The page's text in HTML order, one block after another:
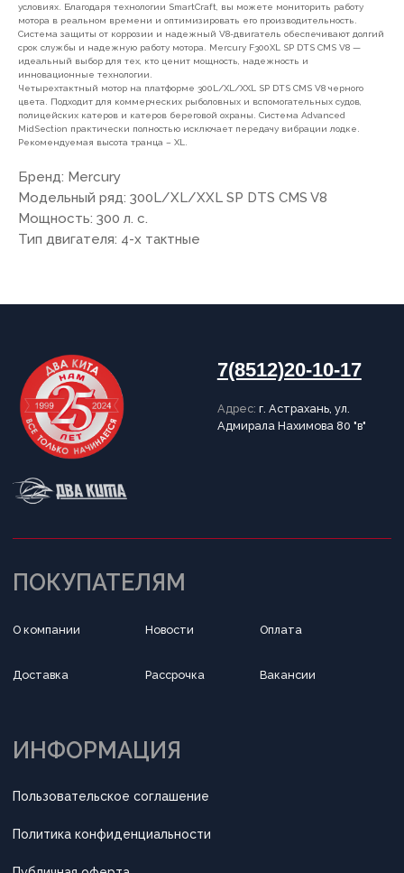
условиях. Благодаря технологии SmartCraft, вы можете мониторить работу
мотора в реальном времени и оптимизировать его производительность.
Система защиты от коррозии и надежный V8-двигатель обеспечивают долгий
срок службы и надежную работу мотора. Mercury F300XL SP DTS CMS V8 —
идеальный выбор для тех, кто ценит мощность, надежность и
инновационные технологии.
Четырехтактный мотор на платформе 300L/XL/XXL SP DTS CMS V8 черного
цвета. Подходит для коммерческих рыболовных и вспомогательных судов,
полицейских катеров и катеров береговой охраны. Система Advanced
MidSection практически полностью исключает передачу вибрации лодке.
Рекомендуемая высота транца – XL.
Бренд: Mercury
Модельный ряд: 300L/XL/XXL SP DTS CMS V8
Мощность: 300 л. с.
Тип двигателя: 4-х тактные
ПОКУПАТЕЛЯМ
О компании Новости Оплата
Пользовательское соглашение
Политика конфиденциальности
Публичная оферта
7(8512)20-10-17
Адмирала Нахимова 80 "в"
Разработка сайта